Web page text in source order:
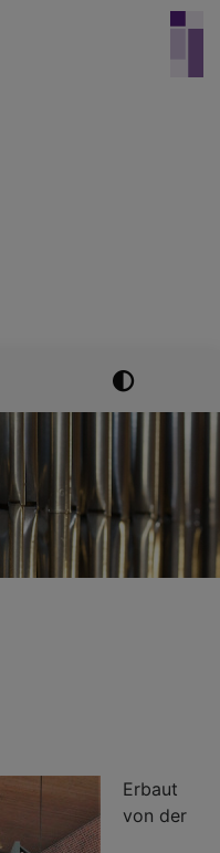
Erbaut
von der